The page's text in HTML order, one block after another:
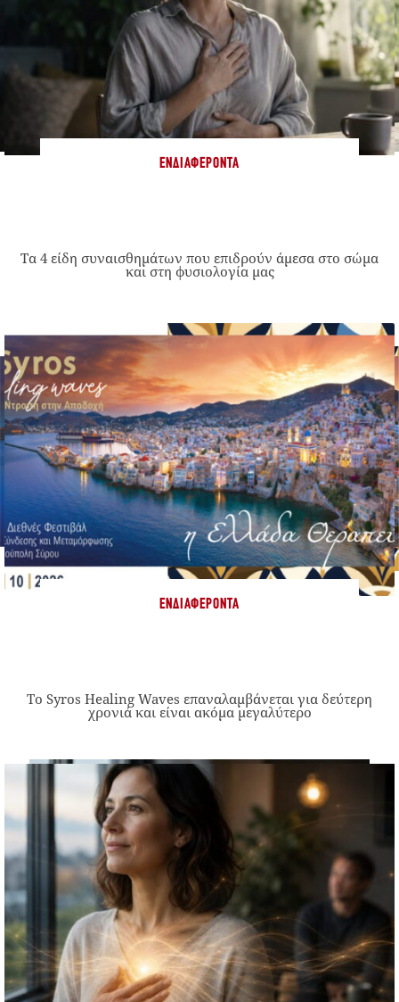
ΕΝΔΙΑΦΈΡΟΝΤΑ
Τα 4 είδη συναισθημάτων που επιδρούν άμεσα στο σώμα
και στη φυσιολογία μας
ΕΝΔΙΑΦΈΡΟΝΤΑ
Το Syros Healing Waves επαναλαμβάνεται για δεύτερη
χρονιά και είναι ακόμα μεγαλύτερο